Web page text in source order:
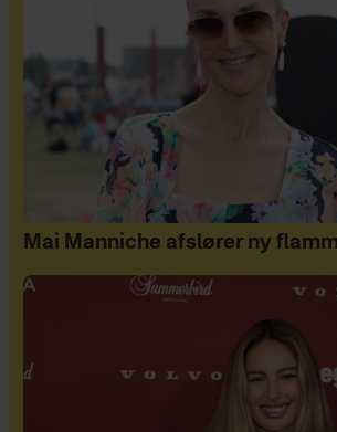
Mai Manniche afslører ny